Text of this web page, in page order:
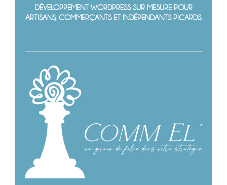
DÉVELOPPEMENT WORDPRESS SUR MESURE POUR
ARTISANS, COMMERÇANTS ET INDÉPENDANTS PICARDS.